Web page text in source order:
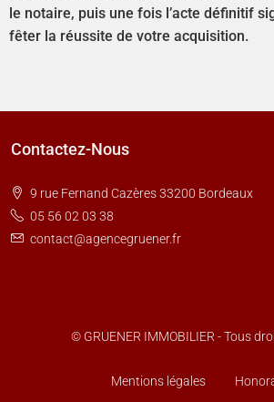
le notaire, puis une fois l’acte définitif
fêter la réussite de votre acquisition.
Contactez-Nous
9 rue Fernand Cazères 33200 Bordeaux
05 56 02 03 38
contact@agencegruener.fr
© GRUENER IMMOBILIER - Tous
Mentions légales